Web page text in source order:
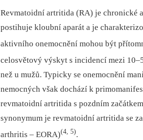
Revmatoidní artritida (RA) je chronické
postihuje kloubní aparát a je
aktivního onemocnění mohou být
celosvětový výskyt s incidencí mezi
než u mužů. Typicky se onemocnění
nemocných však dochází k
revmatoidní artritida s pozdním
synonymum je revmatoidní artritida se
arthritis –⁠ EORA)(4, 5).